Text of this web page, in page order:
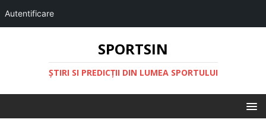
Autentificare
SPORTSIN
ŞTIRI SI PREDICŢII DIN LUMEA SPORTULUI